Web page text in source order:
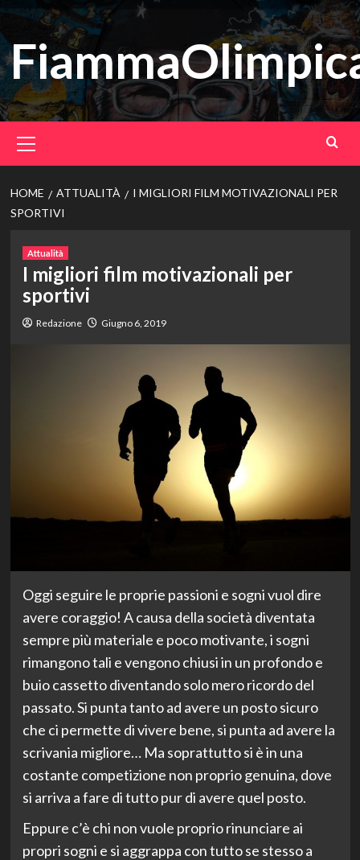
Vai
al
contenuto
principale
HOME ATTUALITÀ
I MIGLIORI FILM MOTIVAZIONALI PER
SPORTIVI
Attualità
I migliori film motivazionali per
sportivi
Redazione Giugno 6, 2019
Oggi seguire le proprie passioni e sogni vuol dire
avere coraggio! A causa della società diventata
sempre più materiale e poco motivante, i sogni
rimangono tali e vengono chiusi in un profondo e
buio cassetto diventando solo mero ricordo del
passato. Si punta tanto ad avere un posto sicuro
che ci permette di vivere bene, si punta ad avere la
scrivania migliore… Ma soprattutto si è in una
costante competizione non proprio genuina, dove
si arriva a fare di tutto pur di avere quel posto.
Eppure c’è chi non vuole proprio rinunciare ai
propri sogni e si aggrappa con tutto se stesso a